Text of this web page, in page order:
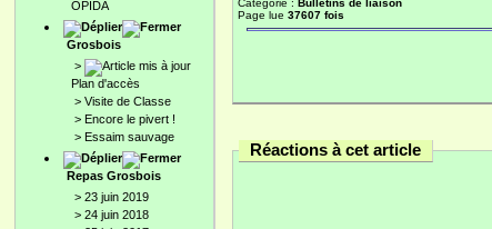
OPIDA
Grosbois
>
Plan d'accès
> Visite de Classe
> Encore le pivert !
> Essaim sauvage
Repas Grosbois
> 23 juin 2019
> 24 juin 2018
Catégorie : Bulletins de liaison
Page lue 37607 fois
Réactions à cet article